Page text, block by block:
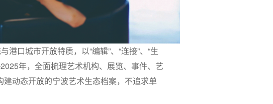
口城市开放特质，以“编辑”、“连接”、“生
年，全面梳理艺术机构、展览、事件、艺
动态开放的宁波艺术生态档案，不追求单